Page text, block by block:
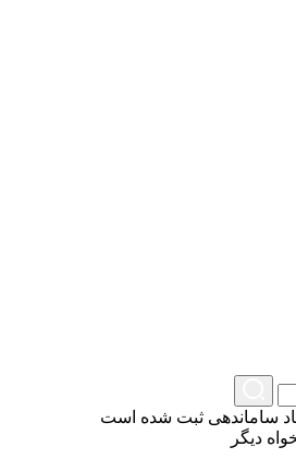
ساماندهی ثبت شده است
دیگر